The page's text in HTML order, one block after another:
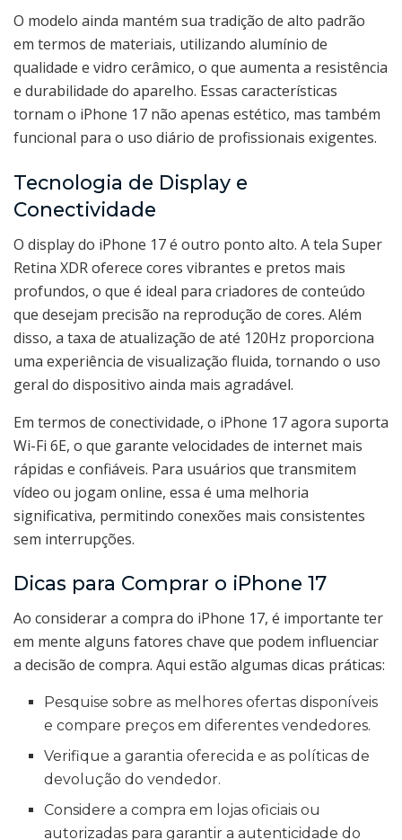
O modelo ainda mantém sua tradição de alto padrão
em termos de materiais, utilizando alumínio de
qualidade e vidro cerâmico, o que aumenta a resistência
e durabilidade do aparelho. Essas características
tornam o iPhone 17 não apenas estético, mas também
funcional para o uso diário de profissionais exigentes.
Tecnologia de Display e
Conectividade
O display do iPhone 17 é outro ponto alto. A tela Super
Retina XDR oferece cores vibrantes e pretos mais
profundos, o que é ideal para criadores de conteúdo
que desejam precisão na reprodução de cores. Além
disso, a taxa de atualização de até 120Hz proporciona
uma experiência de visualização fluida, tornando o uso
geral do dispositivo ainda mais agradável.
Em termos de conectividade, o iPhone 17 agora suporta
Wi-Fi 6E, o que garante velocidades de internet mais
rápidas e confiáveis. Para usuários que transmitem
vídeo ou jogam online, essa é uma melhoria
significativa, permitindo conexões mais consistentes
sem interrupções.
Dicas para Comprar o iPhone 17
Ao considerar a compra do iPhone 17, é importante ter
em mente alguns fatores chave que podem influenciar
a decisão de compra. Aqui estão algumas dicas práticas:
Pesquise sobre as melhores ofertas disponíveis
e compare preços em diferentes vendedores.
Verifique a garantia oferecida e as políticas de
devolução do vendedor.
Considere a compra em lojas oficiais ou
autorizadas para garantir a autenticidade do